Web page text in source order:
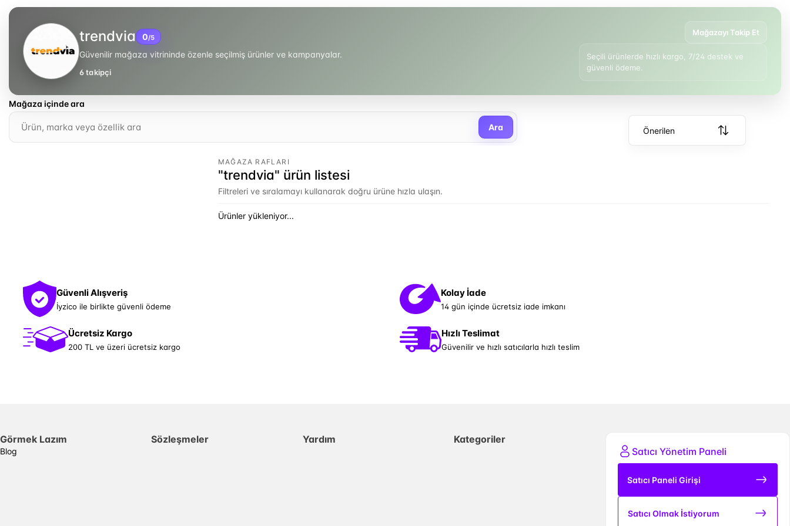
trendvia 0/5
Güvenilir mağaza vitrininde özenle seçilmiş ürünler ve kampanyalar.
6takipçi
Mağazayı Takip Et
Seçili ürünlerde hızlı kargo, 7/24 destek ve
güvenli ödeme.
Mağaza içinde ara
Ara Önerilen
MAĞAZA RAFLARI
"trendvia" ürün listesi
Filtreleri ve sıralamayı kullanarak doğru ürüne hızla ulaşın.
Ürünler yükleniyor...
Güvenli Alışveriş
İyzico ile birlikte güvenli ödeme
Kolay İade
14 gün içinde ücretsiz iade imkanı
Ücretsiz Kargo
200 TL ve üzeri ücretsiz kargo
Hızlı Teslimat
Güvenilir ve hızlı satıcılarla hızlı teslim
Görmek Lazım
Blog
Sözleşmeler Yardım
Kategoriler
Satıcı Yönetim Paneli
Satıcı Paneli Girişi
Satıcı Olmak İstiyorum